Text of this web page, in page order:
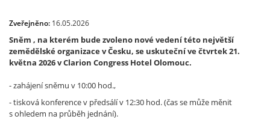
Zveřejněno: 16.05.2026
Sněm , na kterém bude zvoleno nové vedení této největší
zemědělské organizace v Česku, se uskuteční ve čtvrtek 21.
května 2026 v Clarion Congress Hotel Olomouc.
- zahájení sněmu v 10:00 hod.,
- tisková konference v předsálí v 12:30 hod. (čas se může měnit
s ohledem na průběh jednání).